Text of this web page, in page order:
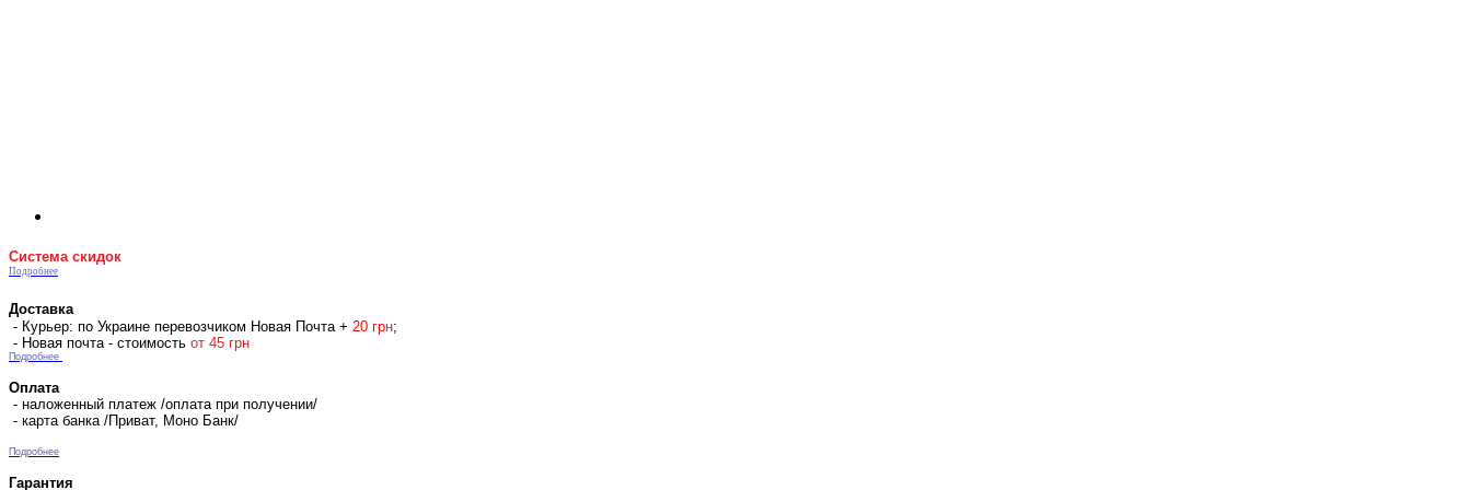
Система скидок
Подробнее
Доставка
- Курьер: по Украине перевозчиком Новая Почта + 20 грн;
- Новая почта - стоимость от 45 грн
Подробнее
Оплата
- наложенный платеж /оплата при получении/
- карта банка /Приват, Моно Банк/
Подробнее
Гарантия